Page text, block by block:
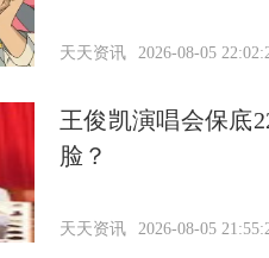
天天资讯 2026-08-05
王俊凯演唱会保底
脸？
天天资讯 2026-08-05